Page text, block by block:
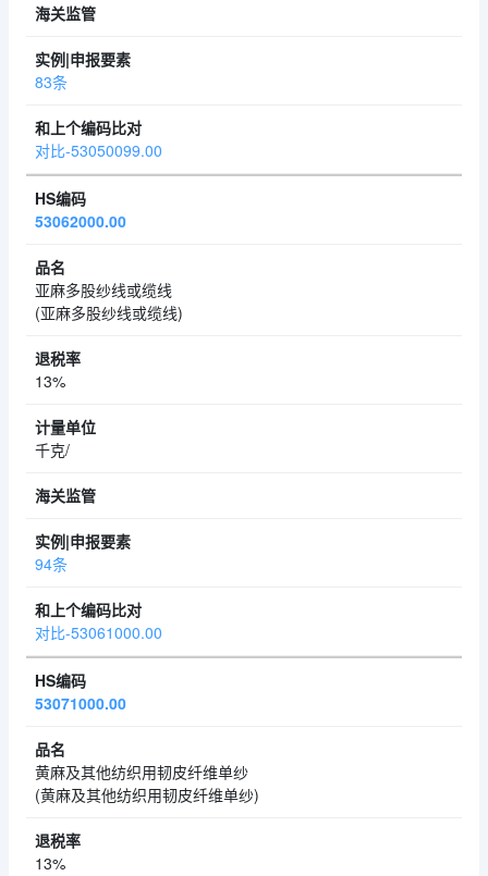
83条
对比-53050099.00
53062000.00
亚麻多股纱线或缆线
(亚麻多股纱线或缆线)
13%
千克/
94条
对比-53061000.00
53071000.00
黄麻及其他纺织用韧皮纤维单纱
(黄麻及其他纺织用韧皮纤维单纱)
13%